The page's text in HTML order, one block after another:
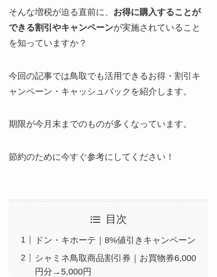
そんな増税が迫る直前に、 お得に購入することが
できる割引やキャンペーンが実施されていること
を知っていますか？
今回の記事では鳥取でも活用できるお得・割引キ
ャンペーン・キャッシュバック を紹介します。
期限が今月末までのものが多くなっています。
節約のために今すぐ参考にしてください！
目次
ドン・キホーテ｜8%値引きキャンペーン
シャミネ鳥取商品割引券｜お買物券6,000
円分→5,000円